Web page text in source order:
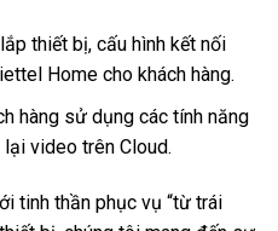
thiết bị, cấu hình kết nối
Home cho khách hàng.
hàng sử dụng các tính năng
video trên Cloud.
tinh thần phục vụ “từ trái